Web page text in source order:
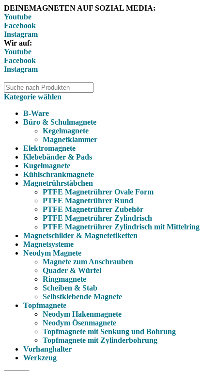
DEINEMAGNETEN AUF SOZIAL MEDIA:
Youtube
Facebook
Instagram
Wir auf:
Youtube
Facebook
Instagram
Kategorie wählen
B-Ware
Büro & Schulmagnete
Kegelmagnete
Magnetklammer
Elektromagnete
Klebebänder & Pads
Kugelmagnete
Kühlschrankmagnete
Magnetrührstäbchen
PTFE Magnetrührer Ovale Form
PTFE Magnetrührer Rund
PTFE Magnetrührer Zubehör
PTFE Magnetrührer Zylindrisch
PTFE Magnetrührer Zylindrisch mit Mittelring
Magnetschilder & Magnetetiketten
Magnetsysteme
Neodym Magnete
Magnete zum Anschrauben
Quader & Würfel
Ringmagnete
Scheiben & Stab
Selbstklebende Magnete
Topfmagnete
Neodym Hakenmagnete
Neodym Ösenmagnete
Topfmagnete mit Senkung und Bohrung
Topfmagnete mit Zylinderbohrung
Vorhanghalter
Werkzeug